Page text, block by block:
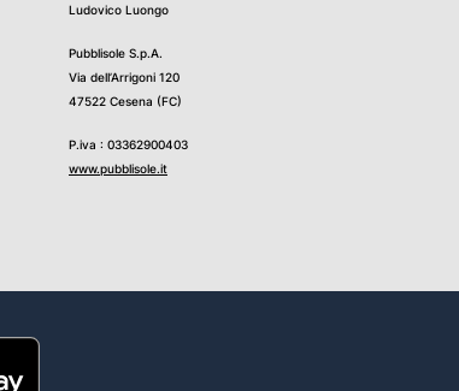
Ludovico Luongo
Pubblisole S.p.A.
Via dell’Arrigoni 120
47522 Cesena (FC)
P.iva : 03362900403
www.pubblisole.it